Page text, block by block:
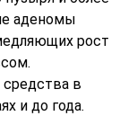
аденомы
рост
в
и до года.